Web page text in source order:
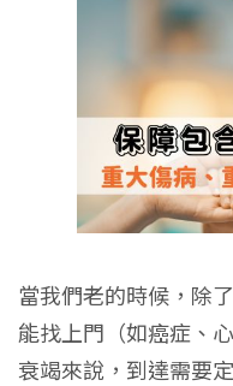
當我們老的時候，除
能找上門（如癌症、
衰竭來說，到達需要